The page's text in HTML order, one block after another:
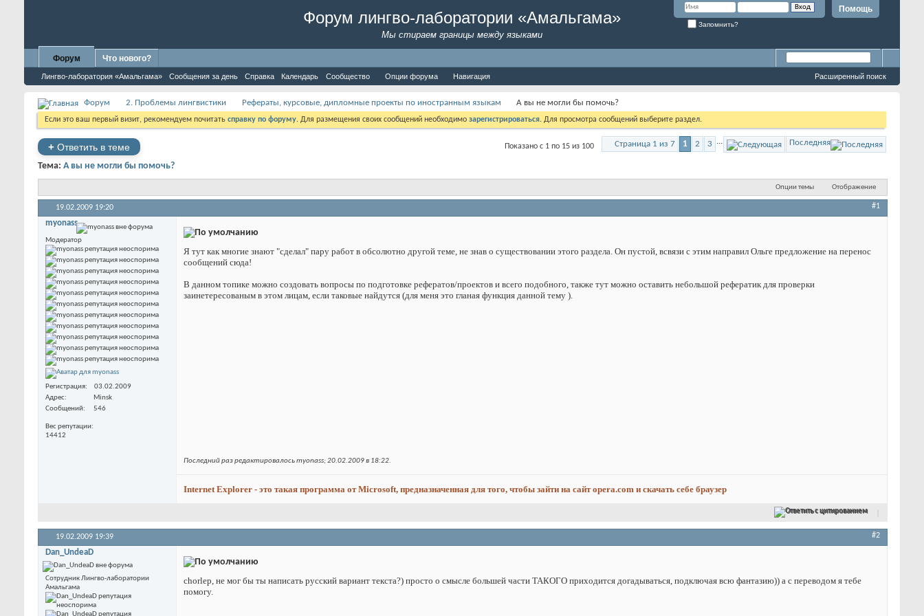
Форум лингво-лаборатории «Амальгама»
Мы стираем границы между языками
Помощь
Запомнить?
Форум
Лингво-лаборатория «Амальгама» Сообщения за день Справка Календарь Сообщество Опции форума Навигация
Что нового?
Расширенный поиск
Форум 2. Проблемы лингвистики Рефераты, курсовые, дипломные проекты по иностранным языкам А вы не могли бы помочь?
Если это ваш первый визит, рекомендуем почитать справку по форуму. Для размещения своих сообщений необходимо зарегистрироваться. Для просмотра сообщений выберите раздел.
+ Ответить в теме Страница 1 из 7 1 2 3 ... Последняя
Показано с 1 по 15 из 100
Тема: А вы не могли бы помочь?
Опции темы Отображение
19.02.2009 19:20 #1
myonass
Модератор
Регистрация
03.02.2009
Адрес
Minsk
Сообщений
546
Вес репутации
14412
Я тут как многие знают "сделал" пару работ в обсолютно другой теме, не знав о существовании этого раздела. Он пустой, всвязи с этим направил Ольге предложение на перенос
сообщений сюда!
В данном топике можно создовать вопросы по подготовке рефератов/проектов и всего подобного, также тут можно оставить небольшой рефератик для проверки
заинетересованым в этом лицам, если таковые найдутся (для меня это гланая функция данной тему ).
Последний раз редактировалось myonass; 20.02.2009 в 18:22.
Internet Explorer - это такая программа от Microsoft, предназначенная для того, чтобы зайти на сайт opera.com и скачать себе браузер
Ответить с цитированием
19.02.2009 19:39 #2
Dan_UndeaD
Сотрудник Лингво-лаборатории
Амальгама
chorlep, не мог бы ты написать русский вариант текста?) просто о смысле большей части ТАКОГО приходится догадываться, подключая всю фантазию)) а с переводом я тебе
помогу.